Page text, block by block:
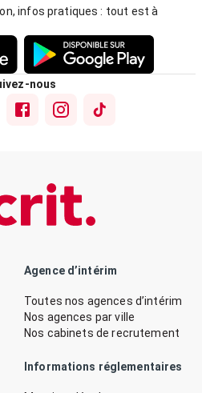
infos pratiques : tout est à
nous
Agence d’intérim
Toutes nos agences d’intérim
Nos agences par ville
Nos cabinets de recrutement
Informations réglementaires